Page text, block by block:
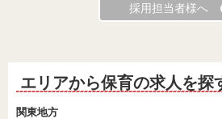
採用担当者様へ
エリアから保育の求人を探
関東地方